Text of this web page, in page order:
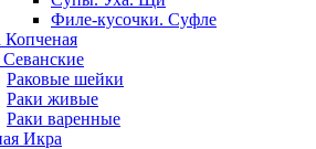
Филе-кусочки. Суфле
Копченая
Раковые шейки
Раки живые
Раки варенные
Икра